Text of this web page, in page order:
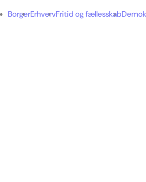
BorgerErhvervFritid og fællesskab